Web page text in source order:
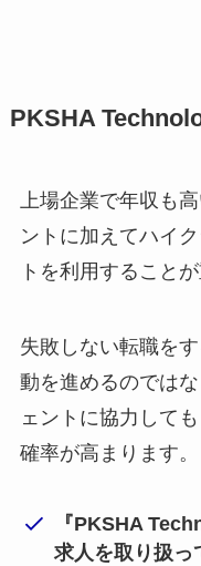
PKSHA
上場企業で年収も
ントに加えてハイ
トを利用すること
失敗しない転職を
動を進めるのでは
ェントに協力して
確率が高まります。
『PKSHA
求人を取り扱っ